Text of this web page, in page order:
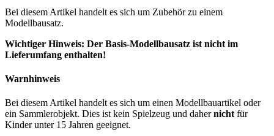
Bei diesem Artikel handelt es sich um Zubehör zu einem
Modellbausatz.
Wichtiger Hinweis: Der Basis-Modellbausatz ist nicht im
Lieferumfang enthalten!
Warnhinweis
Bei diesem Artikel handelt es sich um einen Modellbauartikel oder
ein Sammlerobjekt. Dies ist kein Spielzeug und dahernicht für
Kinder unter 15 Jahren geeignet.